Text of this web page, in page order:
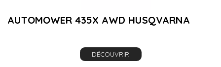
AUTOMOWER 435X AWD HUSQVARNA
DÉCOUVRIR